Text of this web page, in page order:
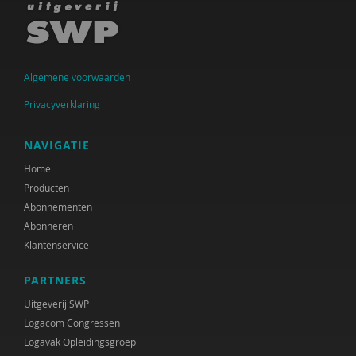
Algemene voorwaarden
Privacyverklaring
NAVIGATIE
Home
Producten
Abonnementen
Abonneren
Klantenservice
PARTNERS
Uitgeverij SWP
Logacom Congressen
Logavak Opleidingsgroep